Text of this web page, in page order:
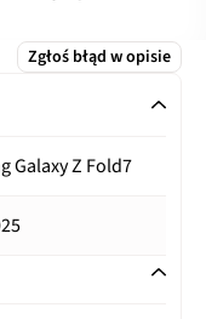
Zgłoś błąd w opisie
Galaxy Z Fold7